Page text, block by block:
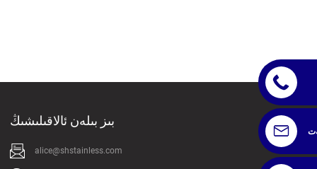
بىز بىلەن ئالاقىلىشىڭ
alice@shstainless.com